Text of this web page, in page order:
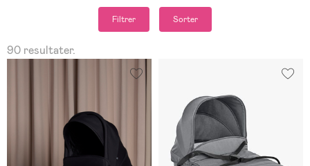
Filtrer Sorter
90 resultater.